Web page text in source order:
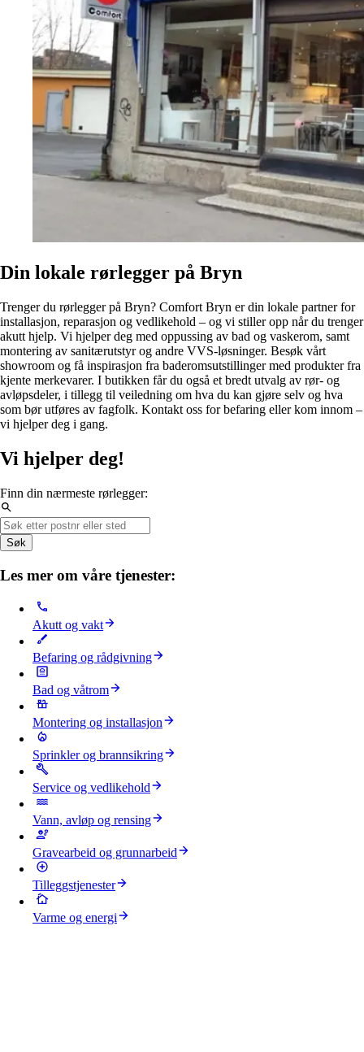
Din lokale rørlegger på Bryn
Trenger du rørlegger på Bryn? Comfort Bryn er din lokale partner for
installasjon, reparasjon og vedlikehold – og vi stiller opp når du trenger
akutt hjelp. Vi hjelper deg med oppussing av bad og vaskerom, samt
montering av sanitærutstyr og andre VVS-løsninger. Besøk vårt
showroom og få inspirasjon fra baderomsutstillinger med produkter fra
kjente merkevarer. I butikken får du også et bredt utvalg av rør- og
avløpsdeler, i tillegg til veiledning om hva du kan gjøre selv og hva
som bør utføres av fagfolk. Kontakt oss for befaring eller kom innom –
vi hjelper deg i gang.
Vi hjelper deg!
Finn din nærmeste rørlegger:
Søk
Les mer om våre tjenester:
Akutt og vakt
Befaring og rådgivning
Bad og våtrom
Montering og installasjon
Sprinkler og brannsikring
Service og vedlikehold
Vann, avløp og rensing
Gravearbeid og grunnarbeid
Tilleggstjenester
Varme og energi